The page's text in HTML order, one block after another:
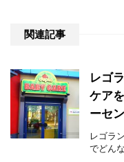
関連記事
レゴ
ケア
ーセ
レゴラ
でどん